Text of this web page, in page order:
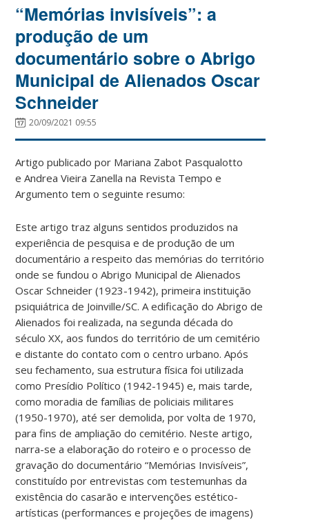
“Memórias invisíveis”: a
produção de um
documentário sobre o Abrigo
Municipal de Alienados Oscar
Schneider
20/09/2021 09:55
Artigo publicado por Mariana Zabot Pasqualotto
e Andrea Vieira Zanella na Revista Tempo e
Argumento tem o seguinte resumo:
Este artigo traz alguns sentidos produzidos na
experiência de pesquisa e de produção de um
documentário a respeito das memórias do território
onde se fundou o Abrigo Municipal de Alienados
Oscar Schneider (1923-1942), primeira instituição
psiquiátrica de Joinville/SC. A edificação do Abrigo de
Alienados foi realizada, na segunda década do
século XX, aos fundos do território de um cemitério
e distante do contato com o centro urbano. Após
seu fechamento, sua estrutura física foi utilizada
como Presídio Político (1942-1945) e, mais tarde,
como moradia de famílias de policiais militares
(1950-1970), até ser demolida, por volta de 1970,
para fins de ampliação do cemitério. Neste artigo,
narra-se a elaboração do roteiro e o processo de
gravação do documentário “Memórias Invisíveis”,
constituído por entrevistas com testemunhas da
existência do casarão e intervenções estético-
artísticas (performances e projeções de imagens)